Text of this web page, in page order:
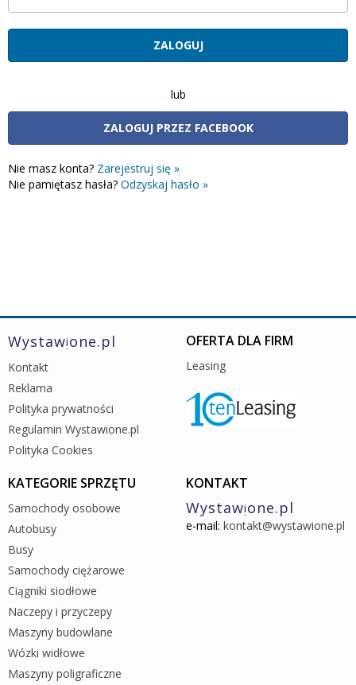
lub
ZALOGUJ PRZEZ FACEBOOK
Nie masz konta? Zarejestruj się »
Nie pamiętasz hasła? Odzyskaj hasło »
Wystawione.pl
Kontakt
Reklama
Polityka prywatności
Regulamin Wystawione.pl
Polityka Cookies
OFERTA DLA FIRM
Leasing
KATEGORIE SPRZĘTU
Samochody osobowe
Autobusy
Busy
Samochody ciężarowe
Ciągniki siodłowe
Naczepy i przyczepy
Maszyny budowlane
Wózki widłowe
Maszyny poligraficzne
KONTAKT
Wystawione.pl
e-mail: kontakt@wystawione.pl